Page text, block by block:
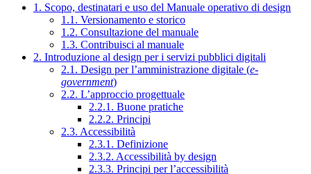
1. Scopo, destinatari e uso del Manuale operativo di design
1.1. Versionamento e storico
1.2. Consultazione del manuale
1.3. Contribuisci al manuale
2. Introduzione al design per i servizi pubblici digitali
2.1. Design per l’amministrazione digitale (e-
government)
2.2. L’approccio progettuale
2.2.1. Buone pratiche
2.2.2. Principi
2.3. Accessibilità
2.3.1. Definizione
2.3.2. Accessibilità by design
2.3.3. Principi per l’accessibilità